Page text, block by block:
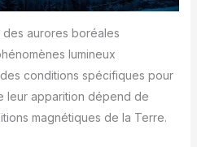
aurores boréales
lumineux
conditions spécifiques pour
leur apparition dépend de
magnétiques de la Terre.